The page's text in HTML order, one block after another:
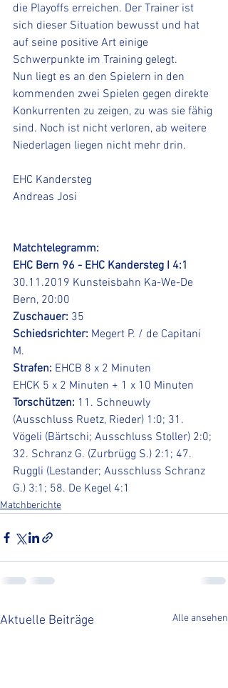
die Playoffs erreichen. Der Trainer ist
sich dieser Situation bewusst und hat
auf seine positive Art einige
Schwerpunkte im Training gelegt.
Nun liegt es an den Spielern in den
kommenden zwei Spielen gegen direkte
Konkurrenten zu zeigen, zu was sie fähig
sind. Noch ist nicht verloren, ab weitere
Niederlagen liegen nicht mehr drin.
EHC Kandersteg
Andreas Josi
Matchtelegramm:
EHC Bern 96 - EHC Kandersteg I 4:1
30.11.2019 Kunsteisbahn Ka-We-De
Bern, 20:00
Zuschauer: 35
Schiedsrichter: Megert P. / de Capitani
M.
Strafen: EHCB 8 x 2 Minuten
EHCK 5 x 2 Minuten + 1 x 10 Minuten
Torschützen: 11. Schneuwly
(Ausschluss Ruetz, Rieder) 1:0; 31.
Vögeli (Bärtschi; Ausschluss Stoller) 2:0;
32. Schranz G. (Zurbrügg S.) 2:1; 47.
Ruggli (Lestander; Ausschluss Schranz
G.) 3:1; 58. De Kegel 4:1
Matchberichte
Aktuelle Beiträge Alle ansehen